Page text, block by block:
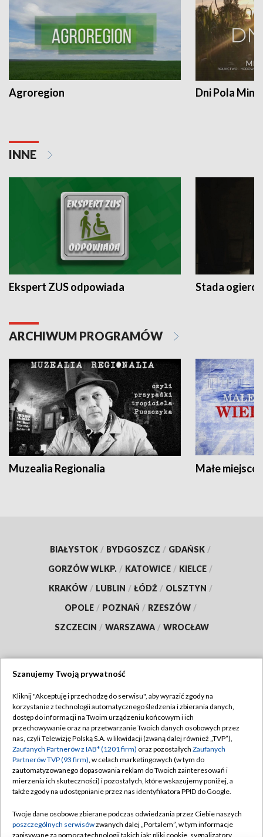
Agroregion Dni Pola
INNE
Ekspert ZUS odpowiada Stada
ARCHIWUM PROGRAMÓW
Muzealia Regionalia Małe
BIAŁYSTOK / BYDGOSZCZ / GDAŃSK /
GORZÓW WLKP. / KATOWICE / KIELCE /
KRAKÓW / LUBLIN / ŁÓDŹ / OLSZTYN /
OPOLE / POZNAŃ / RZESZÓW /
SZCZECIN / WARSZAWA / WROCŁAW
TVP
Abonament TVP
Emisja w TVP
Centrum informacji TVP
Naziemna Telewizja Cyfrowa
Rada Programowa
Regulamin TVP
Polityka prywatności
Moje zgody
Pomoc
Kontakt
Szanujemy Twoją prywatność
Kliknij "Akceptuję i przechodzę do serwisu", aby wyrazić zgody na
korzystanie z technologii automatycznego śledzenia i zbierania danych,
dostęp do informacji na Twoim urządzeniu końcowym i ich
przechowywanie oraz na przetwarzanie Twoich danych osobowych przez
nas, czyli Telewizję Polską S.A. w likwidacji (zwaną dalej również „TVP”),
Zaufanych Partnerów z IAB* (1201 firm) oraz pozostałych Zaufanych
Partnerów TVP (93 firm), w celach marketingowych (w tym do
zautomatyzowanego dopasowania reklam do Twoich zainteresowań i
mierzenia ich skuteczności) i pozostałych, które wskazujemy poniżej, a
także zgody na udostępnianie przez nas identyfikatora PPID do Google.
Twoje dane osobowe zbierane podczas odwiedzania przez Ciebie naszych
poszczególnych serwisówzwanych dalej „Portalem”, w tym informacje
zapisywane za pomocą technologii takich jak: pliki cookie, sygnalizatory